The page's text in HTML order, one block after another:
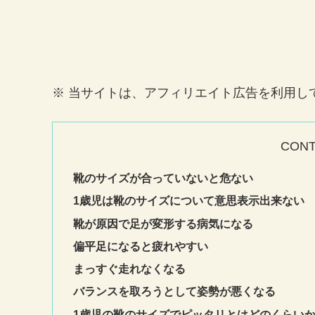
※ 当サイトは、アフィリエイト広告を利用し
靴のサイズが合っていないと危ない
1歳児は靴のサイズについて意思表示出来ない
靴が原因で足が変形する病気になる
偏平足になると疲れやすい
まっすぐ走れなくなる
バランスを取ろうとして姿勢が悪くなる